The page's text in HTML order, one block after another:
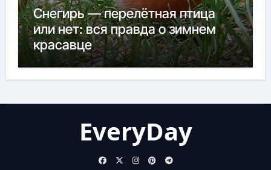
Снегирь — перелётная птица
или нет: вся правда о зимнем
красавце
EveryDay